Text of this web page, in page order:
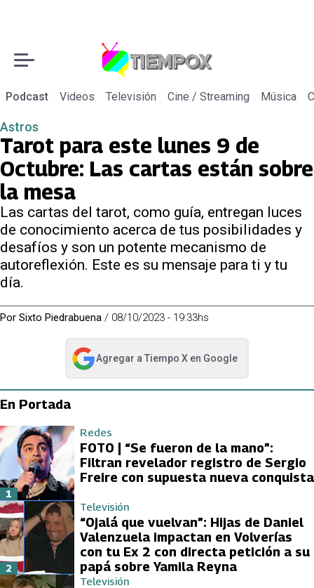
Podcast Videos Televisión Cine / Streaming Música
Astros
Tarot para este lunes 9 de
Octubre: Las cartas están sobre
la mesa
Las cartas del tarot, como guía, entregan luces
de conocimiento acerca de tus posibilidades y
desafíos y son un potente mecanismo de
autoreflexión. Este es su mensaje para ti y tu
día.
Por Sixto Piedrabuena / 08/10/2023 - 19:33hs
Agregar a Tiempo Xen Google
abre en nueva pestaña
En Portada
Redes
FOTO | “Se fueron de la mano”:
Filtran revelador registro de Sergio
Freire con supuesta nueva conquista
1
Televisión
“Ojalá que vuelvan”: Hijas de Daniel
Valenzuela impactan en Volverías
con tu Ex 2 con directa petición a su
papá sobre Yamila Reyna
2
Televisión